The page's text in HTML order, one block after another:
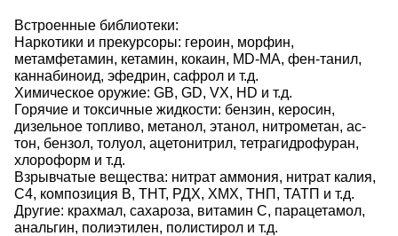
Встроенные библиотеки:
Наркотики и прекурсоры: героин, морфин,
метамфетамин, кетамин, кокаин, MD-MA, фен-танил,
каннабиноид, эфедрин, сафрол и т.д.
Химическое оружие: GB, GD, VX, HD и т.д.
Горячие и токсичные жидкости: бензин, керосин,
дизельное топливо, метанол, этанол, нитрометан, ас-
тон, бензол, толуол, ацетонитрил, тетрагидрофуран,
хлороформ и т.д.
Взрывчатые вещества: нитрат аммония, нитрат калия,
С4, композиция В, ТНТ, РДХ, ХМХ, ТНП, ТАТП и т.д.
Другие: крахмал, сахароза, витамин С, парацетамол,
анальгин, полиэтилен, полистирол и т.д.